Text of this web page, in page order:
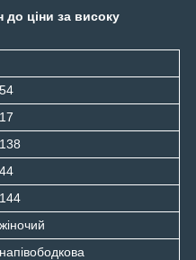
до ціни за високу
54
17
138
44
144
жіночий
напівободкова